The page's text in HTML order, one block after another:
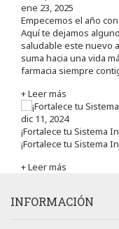
ene 23, 2025
Empecemos el año
Aquí te dejamos
saludable este nuevo
suma hacia una vida
farmacia siempre
+ Leer más
dic 11, 2024
¡Fortalece tu Sistema
¡Fortalece tu Sistema
+ Leer más
INFORMACIÓN